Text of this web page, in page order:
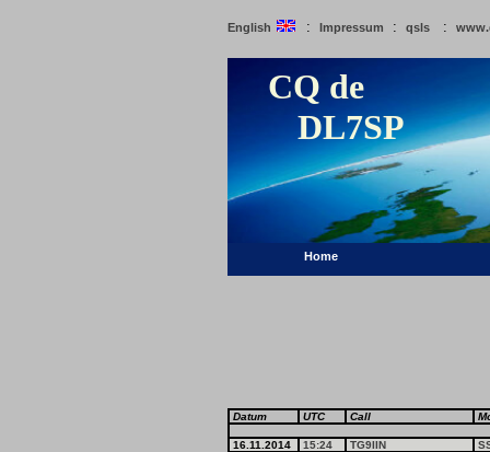
English : Impressum : qsls :
CQ de
DL7SP
Home
Datum UTC Call
16.11.2014 15:24 TG9IIN